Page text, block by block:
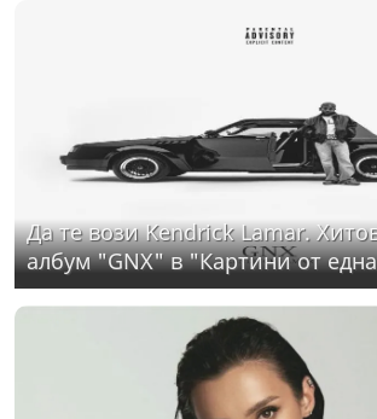
Да те вози Kendrick Lamar.
албум "GNX" в "Картини от